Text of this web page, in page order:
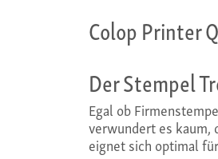
Colop Printer
Der Stempel
Egal ob
verwundert es kaum,
eignet sich optimal